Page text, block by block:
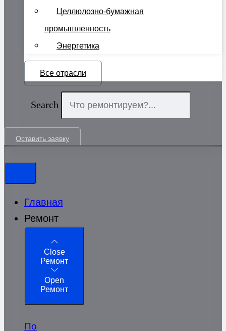
Целлюлозно-бумажная
промышленность
Энергетика
Все отрасли
Search
Оставить заявку
Главная
Ремонт
Close
Ремонт
Open
Ремонт
По